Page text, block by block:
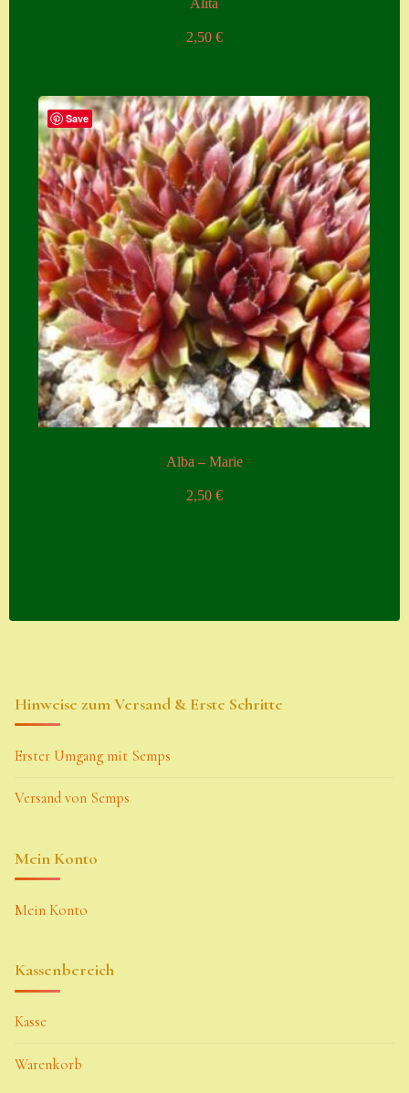
Alita
2,50 €
Save
Alba – Marie
2,50 €
Hinweise zum Versand & Erste Schritte
Erster Umgang mit Semps
Versand von Semps
Mein Konto
Mein Konto
Kassenbereich
Kasse
Warenkorb